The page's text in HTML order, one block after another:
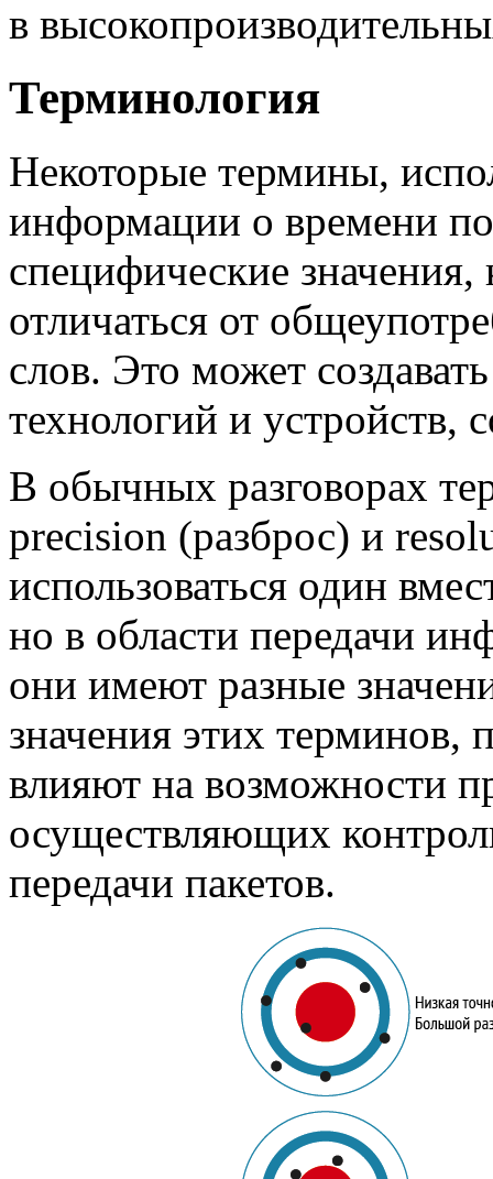
в
Терминология
Некоторые термины,
информации о времени
специфические
отличаться от
слов. Это может
технологий и
В обычных разговорах
precision (разброс) и
использоваться один
но в области передачи
они имеют разные
значения этих
влияют на возможности
осуществляющих
передачи пакетов.